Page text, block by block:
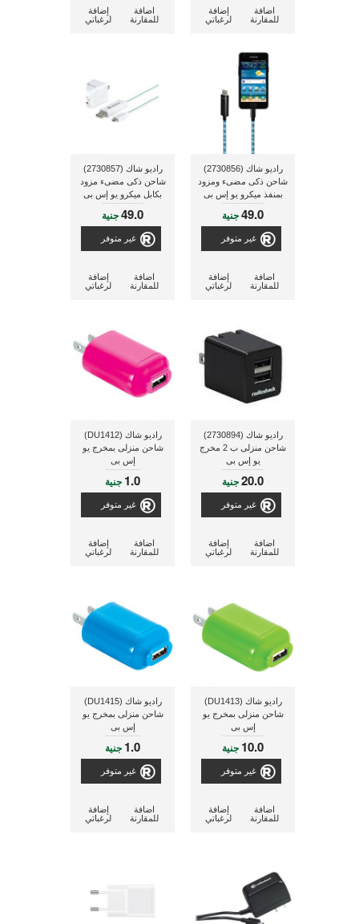
إضافة
لرغباتي
اضافة
للمقارنة
إضافة
لرغباتي
اضافة
للمقارنة
راديو شاك (2730856)
شاحن ذكى مضىء ومزود
بمنفذ ميكرو يو إس بى
49.0جنية
غير متوفر
إضافة
لرغباتي
اضافة
للمقارنة
راديو شاك (2730857)
شاحن ذكى مضىء مزود
بكابل ميكرو يو إس بى
49.0جنية
غير متوفر
إضافة
لرغباتي
اضافة
للمقارنة
راديو شاك (2730894)
شاحن منزلى ب 2 مخرج
يو إس بى
20.0جنية
غير متوفر
إضافة
لرغباتي
اضافة
للمقارنة
راديو شاك (DU1412)
شاحن منزلى بمخرج يو
إس بى
1.0 جنية
غير متوفر
إضافة
لرغباتي
اضافة
للمقارنة
راديو شاك (DU1413)
شاحن منزلى بمخرج يو
إس بى
10.0 جنية
غير متوفر
إضافة
لرغباتي
اضافة
للمقارنة
راديو شاك (DU1415)
شاحن منزلى بمخرج يو
إس بى
1.0 جنية
غير متوفر
إضافة
لرغباتي
اضافة
للمقارنة